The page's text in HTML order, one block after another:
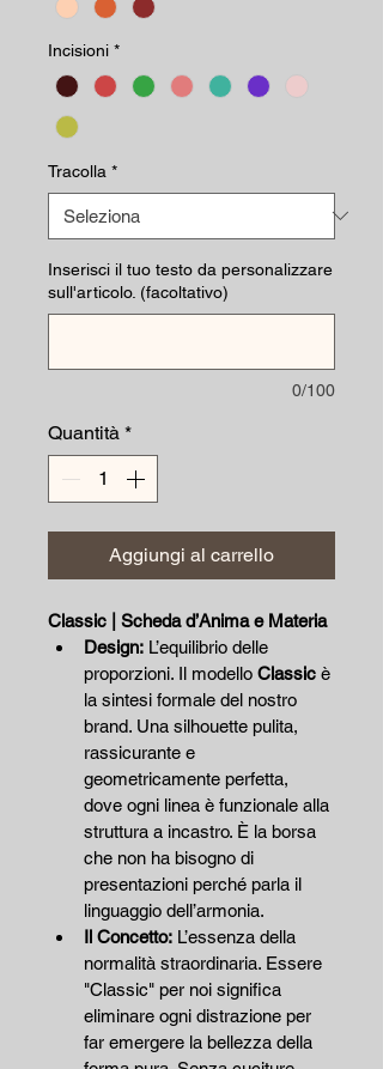
Incisioni *
Tracolla *
Inserisci il tuo testo da personalizzare
sull'articolo. (facoltativo)
0/100
Quantità *
Aggiungi al carrello
Classic | Scheda d’Anima e Materia
Design: L’equilibrio delle
proporzioni. Il modello Classic è
la sintesi formale del nostro
brand. Una silhouette pulita,
rassicurante e
geometricamente perfetta,
dove ogni linea è funzionale alla
struttura a incastro. È la borsa
che non ha bisogno di
presentazioni perché parla il
linguaggio dell’armonia.
Il Concetto: L’essenza della
normalità straordinaria. Essere
"Classic" per noi significa
eliminare ogni distrazione per
far emergere la bellezza della